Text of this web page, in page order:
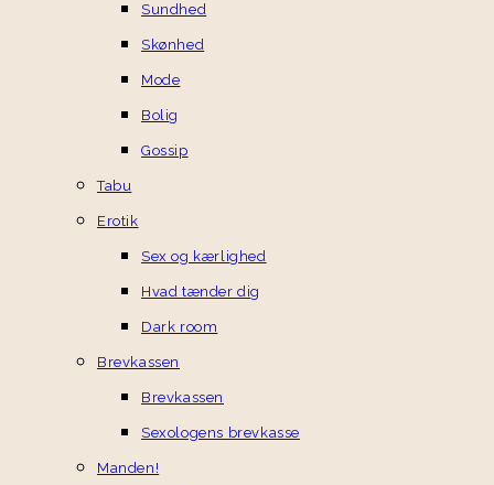
Sundhed
Skønhed
Mode
Bolig
Gossip
Tabu
Erotik
Sex og kærlighed
Hvad tænder dig
Dark room
Brevkassen
Brevkassen
Sexologens brevkasse
Manden!